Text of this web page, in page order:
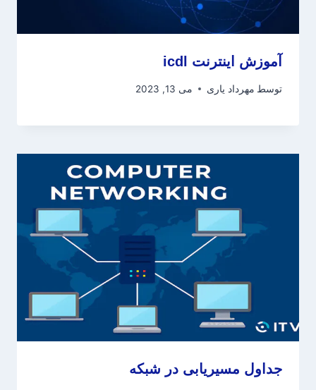
آموزش اینترنت icdl
توسط مهرداد یاری می 13, 2023
جداول مسیریابی در شبکه